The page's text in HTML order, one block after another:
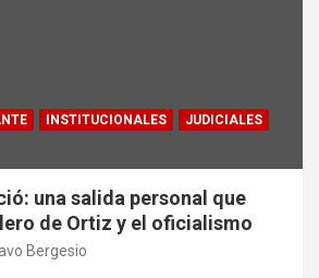
INSTITUCIONALES
JUDICIALES
una salida personal que
de Ortiz y el oficialismo
Bergesio